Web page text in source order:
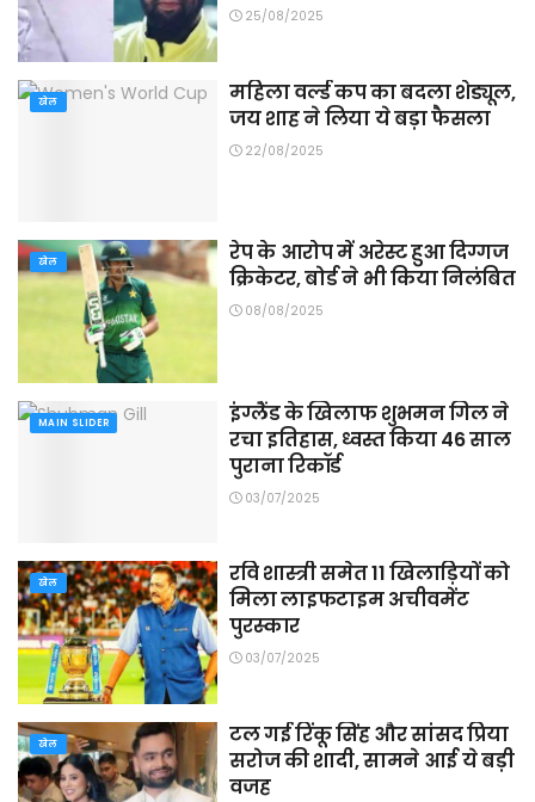
25/08/2025
खेल
महिला वर्ल्ड कप का बदला शेड्यूल,
जय शाह ने लिया ये बड़ा फैसला
22/08/2025
खेल
रेप के आरोप में अरेस्ट हुआ दिग्गज
क्रिकेटर, बोर्ड ने भी किया निलंबित
08/08/2025
MAIN SLIDER
इंग्लैंड के खिलाफ शुभमन ​गिल ने
रचा इतिहास, ध्वस्त किया 46 साल
पुराना रिकॉर्ड
03/07/2025
खेल
रवि शास्त्री समेत 11 खिलाड़ियों को
मिला लाइफटाइम अचीवमेंट
पुरस्कार
03/07/2025
खेल
टल गई रिंकू सिंह और सांसद प्रिया
सरोज की शादी, सामने आई ये बड़ी
वजह